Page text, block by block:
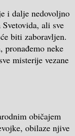
i dalje nedovoljno
ali sve
biti zaboravljen.
pronađemo neke
misterije vezane
običajem
obilaze njive